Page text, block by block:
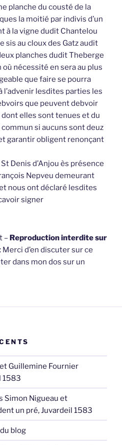
planche du cousté de la
la moitié par indivis d’un
à la vigne dudit Chantelou
sis au cloux des Gatz audit
planches dudit Theberge
nécessité en sera au plus
que faire se pourra
lesdites parties les
que peuvent debvoir
elles sont tenues et du
si aucuns sont deuz
garantir obligent renonçant
Denis d’Anjou ès présence
Nepveu demeurant
nous ont déclaré lesdites
signer
– Reproduction interdite sur
Merci d’en discuter sur ce
dans mon dos sur un
Guillemine Fournier
1583
Simon Nigueau et
un pré, Juvardeil 1583
blog